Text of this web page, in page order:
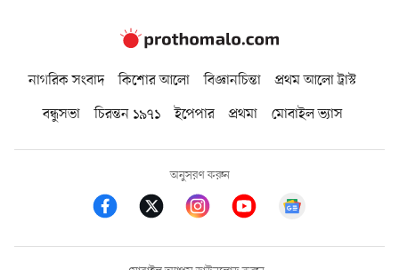
নাগরিক সংবাদ কিশোর আলো বিজ্ঞানচিন্তা
প্রথম আলো ট্রাস্ট
বন্ধুসভা
চিরন্তন ১৯৭১ ইপেপার প্রথমা মোবাইল ভ্যাস
অনুসরণ করুন